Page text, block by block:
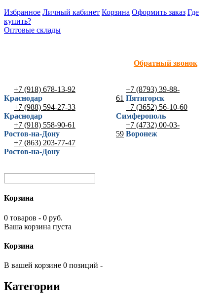
Избранное Личный кабинет Корзина Оформить заказ Где
купить?
Оптовые склады
Обратный звонок
+7 (918) 678-13-92
Краснодар
+7 (988) 594-27-33
Краснодар
+7 (918) 558-90-61
Ростов-на-Дону
+7 (863) 203-77-47
Ростов-на-Дону
+7 (8793) 39-88-
61 Пятигорск
+7 (3652) 56-10-60
Симферополь
+7 (4732) 00-03-
59 Воронеж
Корзина
0 товаров - 0 руб.
Ваша корзина пуста
Корзина
В вашей корзине 0 позиций -
Категории